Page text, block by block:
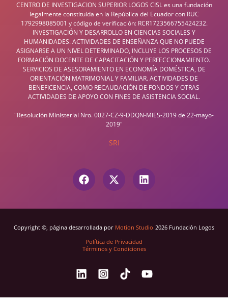
CENTRO DE INVESTIGACION SUPERIOR LOGOS CISL es una fundación
legalmente constituida en la República del Ecuador con RUC
1792998085001 y código de verificación: RCR1723566755424232.
INVESTIGACIÓN Y DESARROLLO EN CIENCIAS SOCIALES Y
HUMANIDADES. ACTIVIDADES DE ENSEÑANZA QUE NO PUEDE
ASIGNARSE A UN NIVEL DETERMINADO, INCLUYE LOS PROCESOS DE
FORMACIÓN DOCENTE DE CAPACITACIÓN Y PERFECCIONAMIENTO.
SERVICIOS DE ASESORAMIENTO EN ECONOMÍA DOMÉSTICA, DE
ORIENTACIÓN MATRIMONIAL Y FAMILIAR. ACTIVIDADES DE
BENEFICENCIA, COMO RECAUDACIÓN DE FONDOS Y OTRAS
ACTIVIDADES DE APOYO CON FINES DE ASISTENCIA SOCIAL.
"Resolución Ministerial Nro. 0027-CZ-9-DDQN-MIES-2019 de 22-mayo-
2019"
SRI
Copyright ©, página desarrollada por Motion Studio 2026 Fundación Logos
Política de Privacidad
Términos y Condiciones